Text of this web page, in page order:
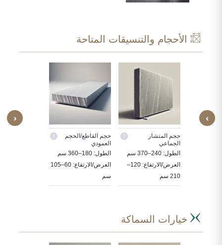
الأحجام والتنسيقات المتاحة
‹
حجم المنشار
الجماعي
الطول: 240–370 سم
العرض/الارتفاع: 120–
210 سم
حجم القاطع/الحجم
العمودي
الطول: 180–360 سم
العرض/الارتفاع: 60–105
سم
›
خيارات السماكة